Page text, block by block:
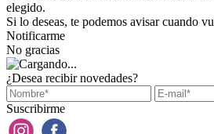
elegido.
Si lo deseas, te podemos avisar cuando
Notificarme
No gracias
¿Desea recibir novedades?
Suscribirme